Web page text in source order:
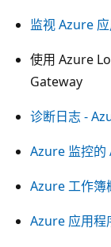
监视 Azure
使用 Azure
Gateway
诊断日志 -
Azure 监控
Azure 工作
Azure 应用程